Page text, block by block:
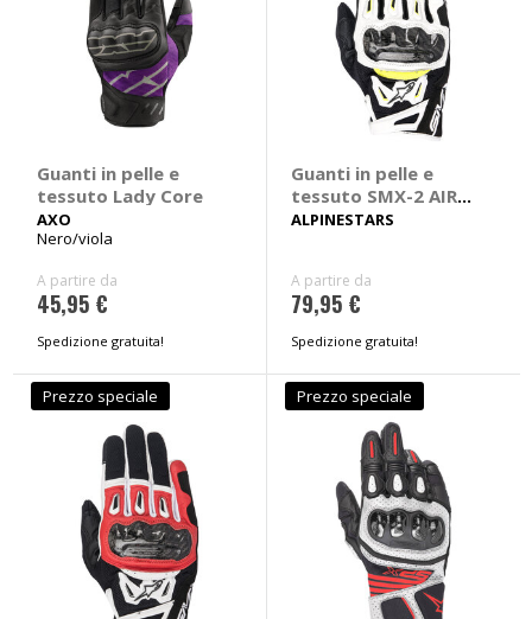
Guanti in pelle e
tessuto Lady Core
AXO
Nero/viola
A partire da
45,95 €
Spedizione gratuita!
Guanti in pelle e
tessuto SMX-2 AIR
Carbon V2
ALPINESTARS
A partire da
79,95 €
Spedizione gratuita!
Prezzo speciale Prezzo speciale